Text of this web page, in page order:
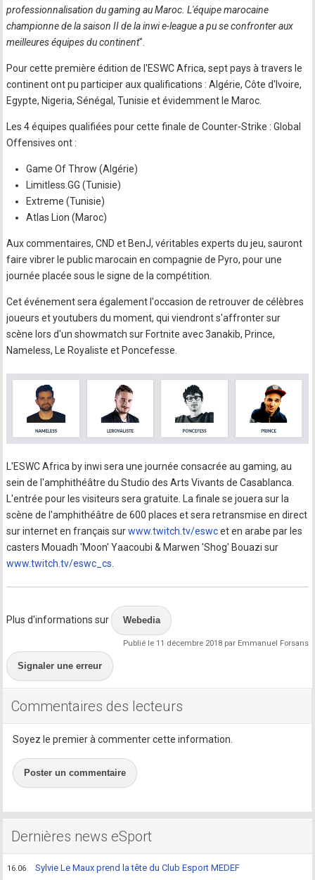
professionnalisation du gaming au Maroc. L'équipe marocaine
championne de la saison II de la inwi e-league a pu se confronter aux
meilleures équipes du continent".
Pour cette première édition de l'ESWC Africa, sept pays à travers le
continent ont pu participer aux qualifications : Algérie, Côte d'Ivoire,
Egypte, Nigeria, Sénégal, Tunisie et évidemment le Maroc.
Les 4 équipes qualifiées pour cette finale de Counter-Strike : Global
Offensives ont :
Game Of Throw (Algérie)
Limitless.GG (Tunisie)
Extreme (Tunisie)
Atlas Lion (Maroc)
Aux commentaires, CND et BenJ, véritables experts du jeu, sauront
faire vibrer le public marocain en compagnie de Pyro, pour une
journée placée sous le signe de la compétition.
Cet événement sera également l'occasion de retrouver de célèbres
joueurs et youtubers du moment, qui viendront s'affronter sur
scène lors d'un showmatch sur Fortnite avec 3anakib, Prince,
Nameless, Le Royaliste et Poncefesse.
L'ESWC Africa by inwi sera une journée consacrée au gaming, au
sein de l'amphithéâtre du Studio des Arts Vivants de Casablanca.
L'entrée pour les visiteurs sera gratuite. La finale se jouera sur la
scène de l'amphithéâtre de 600 places et sera retransmise en direct
sur internet en français surwww.twitch.tv/eswcet en arabe par les
casters Mouadh 'Moon' Yaacoubi & Marwen 'Shog' Bouazi sur
www.twitch.tv/eswc_cs.
Plus d'informations sur Webedia
Publié le 11 décembre 2018 par Emmanuel Forsans
Signaler une erreur
Commentaires des lecteurs
Soyez le premier à commenter cette information.
Poster un commentaire
Dernières news eSport
16.06 Sylvie Le Maux prend la tête du Club Esport MEDEF